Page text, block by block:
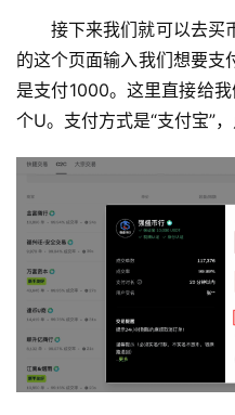
接下来我们就可以去买
的这个页面输入我们想要支
是支付1000。这里直接给
个U。支付方式是“支付宝”